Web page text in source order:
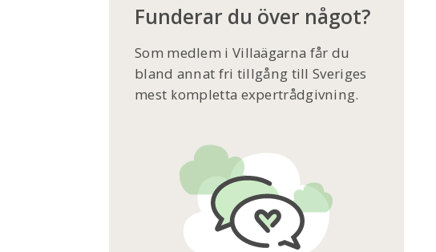
Funderar du över något?
Som medlem i Villaägarna får du
bland annat fri tillgång till Sveriges
mest kompletta expertrådgivning.